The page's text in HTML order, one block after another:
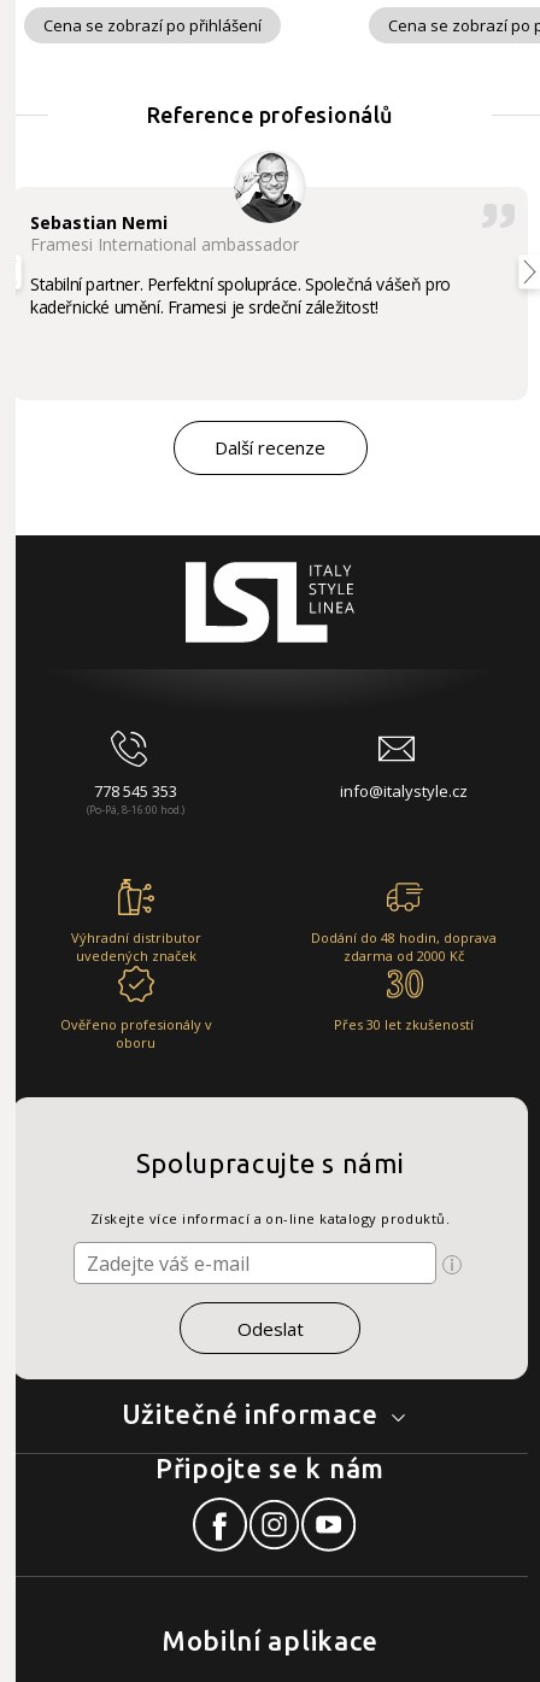
Cena se zobrazí po přihlášení Cena se zobrazí po
Reference profesionálů
Sebastian Nemi
Framesi International ambassador
Stabilní partner. Perfektní spolupráce. Společná vášeň pro
kadeřnické umění. Framesi je srdeční záležitost!
Další recenze
778 545 353
(Po-Pá, 8-16:00 hod.)
info@italystyle.cz
Výhradní distributor
uvedených značek
Dodání do 48 hodin, doprava
zdarma od 2000 Kč
Ověřeno profesionály v
oboru
Přes 30 let zkušeností
Užitečné informace
Spolupracujte s námi
Získejte více informací a on-line katalogy produktů.
Mobilní aplikace
Připojte se k nám